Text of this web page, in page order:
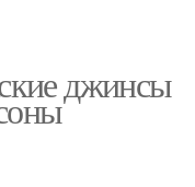
джинсы